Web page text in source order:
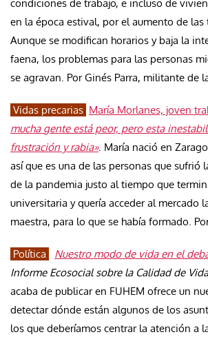
condiciones de trabajo, e incluso de
en la época estival, por el aumento de las
Aunque se modifican horarios y baja la
faena, los problemas para las personas
se agravan. Por Ginés Parra, militante de
Vidas precarias María Morlanes, joven
mucha gente está peor, pero esta
frustración y rabia». María nació en
así que es una de las personas que sufrió
de la pandemia justo al tiempo que
universitaria y quería acceder al mercado
maestra, para lo que se había formado.
Política Nuestro modo de vida en el
Informe Ecosocial sobre la Calidad de
acaba de publicar en FUHEM ofrece un
detectar dónde están algunos de los
los que deberíamos centrar la atención a